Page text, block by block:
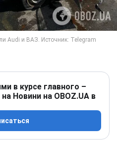
в курсе главного –
Новини на OBOZ.UA в